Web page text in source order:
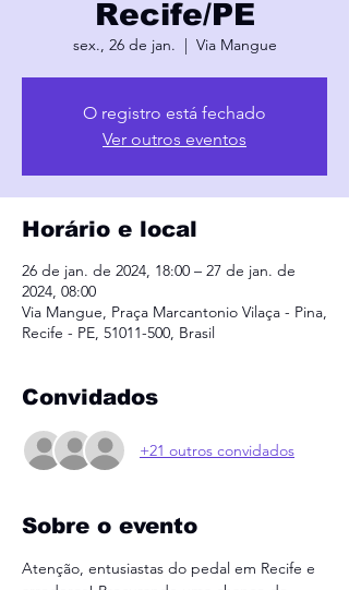
Recife/PE
sex., 26 de jan.
  |
Via Mangue
O registro está fechado
Ver outros eventos
Horário e local
26 de jan. de 2024, 18:00 – 27 de jan. de
2024, 08:00
Via Mangue, Praça Marcantonio Vilaça - Pina,
Recife - PE, 51011-500, Brasil
Convidados
+21 outros convidados
Sobre o evento
Atenção, entusiastas do pedal em Recife e